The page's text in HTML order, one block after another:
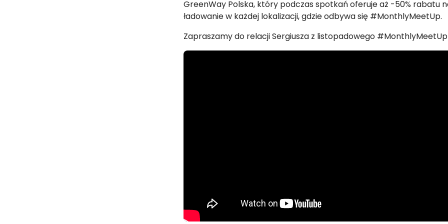
GreenWay Polska, który podczas spotkań oferuje aż -50% rabatu
ładowanie w każdej lokalizacji, gdzie odbywa się #MonthlyMeetUp.
Zapraszamy do relacji Sergiusza z listopadowego #MonthlyMeetUp